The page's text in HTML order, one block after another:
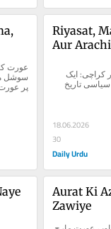
پر
Riyasat,
Aur
ریاست، مذہبی سیاست اور کراچی: ایک
18.06.2026
30
Daily Urdu
Aurat Ki
Zawiye